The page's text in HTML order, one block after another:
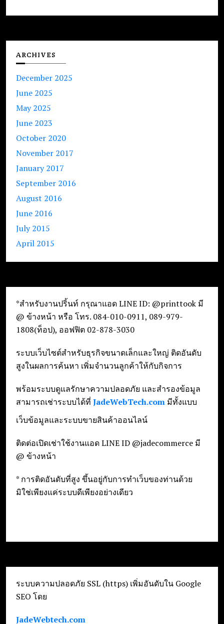
ARCHIVES
December 2025
June 2025
May 2025
June 2023
October 2020
November 2017
January 2017
September 2016
August 2016
June 2016
July 2015
April 2015
*สำหรับงานปริ้นท์ กรุณาแอด LINE ID: @printtook มี
@ ข้างหน้า หรือ โทร. 084-010-0911, 089-979-
1808(ท็อป), ออฟฟิต 02-878-3030
ระบบเว็บไซต์สำหรับธุรกิจขนาดเล็กและใหญ่ ติดอันดับ
สูงในผลการค้นหา เพิ่มจำนวนลูกค้าให้กับกิจการ
พร้อมระบบดูแลรักษาความปลอดภัย และสำรองข้อมูล
สามารถเช่าระบบได้ที่ JadeWebTech.com มีทั้งแบบ
เว็บข้อมูลและระบบขายสินค้าออนไลน์
ติดต่อเปิดเช่าใช้งานแอด LINE ID @jadecommerce มี
@ ข้างหน้า
* การติดอันดับที่สูง ขึ้นอยู่กับการทำเว็บของท่านด้วย
มิใช่เพียงแค่ระบบดีเพียงอย่างเดียว
ระบบความปลอดภัย SSL (https) เพิ่มอันดับใน Google
SEO โดย
JadeWebtech.com